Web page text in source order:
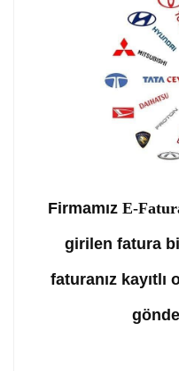
Firmamız E-
girilen fatura
faturanız